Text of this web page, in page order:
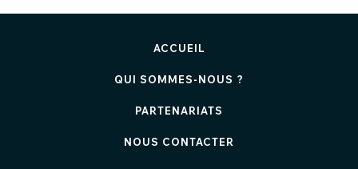
ACCUEIL
QUI SOMMES-NOUS ?
PARTENARIATS
NOUS CONTACTER